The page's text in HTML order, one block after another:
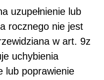
uzupełnienie lub
rocznego nie jest
w art. 9z
uchybienia
lub poprawienie